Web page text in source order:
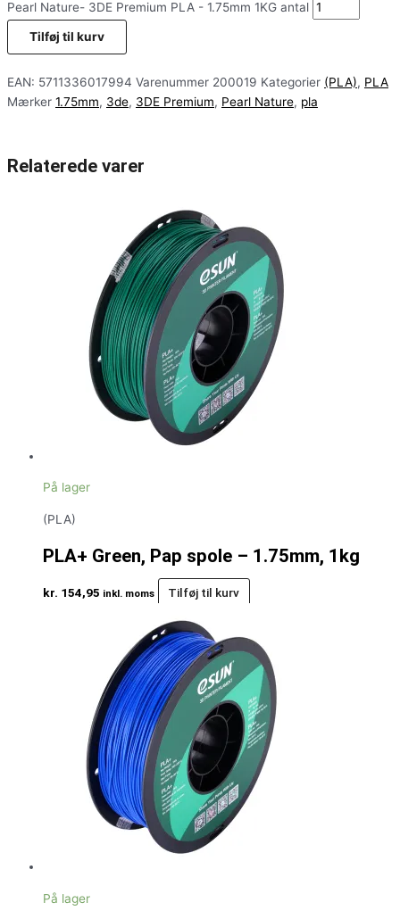
Pearl Nature- 3DE Premium PLA - 1.75mm 1KG antal
Tilføj til kurv
EAN: 5711336017994 Varenummer 200019 Kategorier (PLA), PLA
Mærker 1.75mm, 3de, 3DE Premium, Pearl Nature, pla
Relaterede varer
På lager
(PLA)
PLA+ Green, Pap spole – 1.75mm, 1kg
kr. 154,95 inkl. moms Tilføj til kurv
På lager